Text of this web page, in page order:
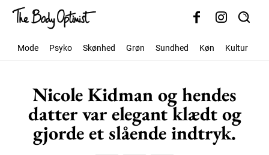
Mode Psyko Skønhed Grøn Sundhed Køn Kultur
Nicole Kidman og hendes
datter var elegant klædt og
gjorde et slående indtryk.